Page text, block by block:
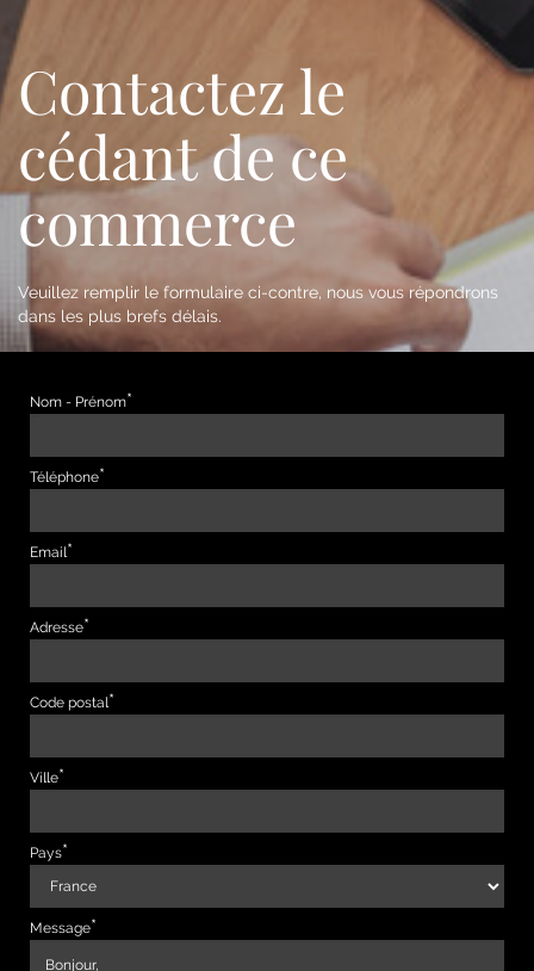
Contactez le
cédant de ce
commerce
Veuillez remplir le formulaire ci-contre, nous vous répondrons
dans les plus brefs délais.
Nom - Prénom
Téléphone
Email
Adresse
Code postal
Ville
Pays
Message